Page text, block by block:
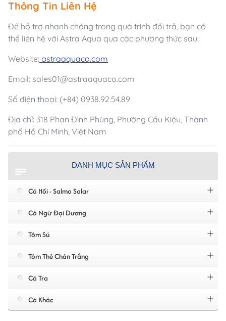
Thông Tin Liên Hệ
Để hỗ trợ nhanh chóng trong quá trình đổi trả, bạn có
thể liên hệ với Astra Aqua qua các phương thức sau:
Website: astraaquaco.com
Email: sales01@astraaquaco.com
Số điện thoại: (+84) 0938.92.54.89
Địa chỉ: 318 Phan Đình Phùng, Phường Cầu Kiệu, Thành
phố Hồ Chí Minh, Việt Nam
DANH MỤC SẢN PHẨM
Cá Hồi - Salmo Salar
Cá Ngừ Đại Dương
Tôm Sú
Tôm Thẻ Chân Trắng
Cá Tra
Cá Khác